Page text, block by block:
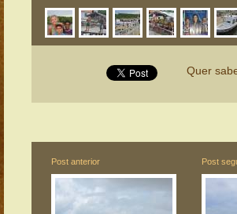
Quer
Post anterior Post